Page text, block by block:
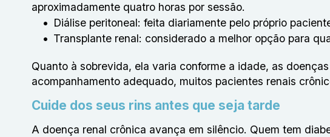
aproximadamente quatro horas por sessão.
Diálise peritoneal: feita diariamente pelo próprio
Transplante renal: considerado a melhor opção para
Quanto à sobrevida, ela varia conforme a idade, as
acompanhamento adequado, muitos pacientes renais
Cuide dos seus rins antes que seja tarde
A doença renal crônica avança em silêncio. Quem tem